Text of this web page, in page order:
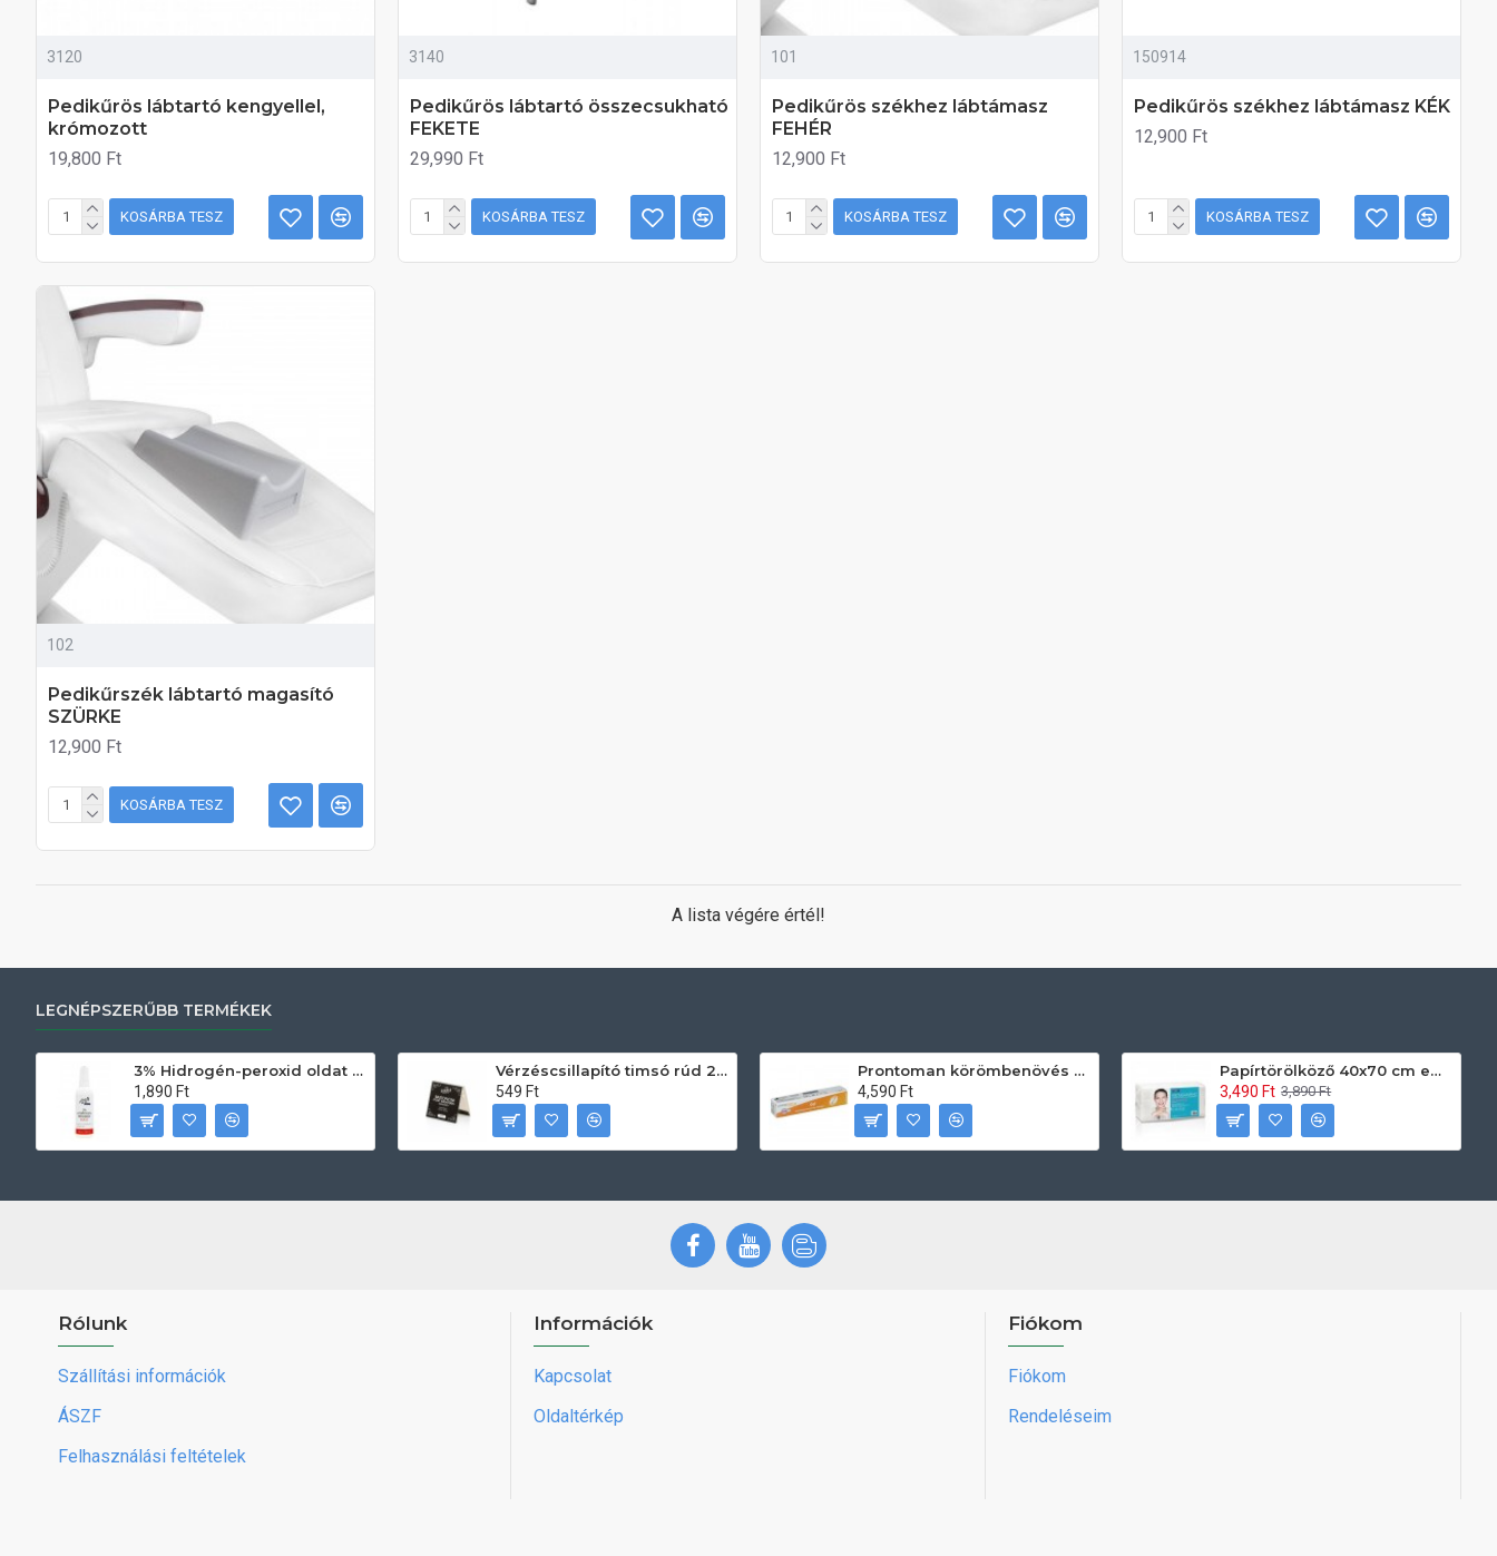
3120
Pedikűrös lábtartó kengyellel,
krómozott
19,800 Ft
KOSÁRBA TESZ
3140
Pedikűrös lábtartó összecsukható
FEKETE
29,990 Ft
KOSÁRBA TESZ
101
Pedikűrös székhez lábtámasz
FEHÉR
12,900 Ft
KOSÁRBA TESZ
150914
Pedikűrös székhez lábtámasz KÉK
12,900 Ft
KOSÁRBA TESZ
102
Pedikűrszék lábtartó magasító
SZÜRKE
12,900 Ft
KOSÁRBA TESZ
A lista végére értél!
LEGNÉPSZERŰBB TERMÉKEK
3% Hidrogén-peroxid oldat (sebfertőtlenítő) 100ml
1,890 Ft
Vérzéscsillapító timsó rúd 20db
549 Ft
Prontoman körömbenövés kezelő gél tamponáláshoz 20 ml
4,590 Ft
Papírtörölköző 40x70 cm egyszerhasználatos 60db/csomag
3,490 Ft 3,890 Ft
Rólunk
Szállítási információk
ÁSZF
Felhasználási feltételek
Információk
Kapcsolat
Oldaltérkép
Fiókom
Fiókom
Rendeléseim